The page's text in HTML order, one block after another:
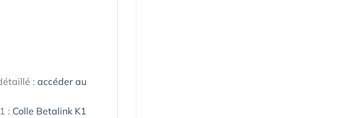
: accéder au
: Colle Betalink K1